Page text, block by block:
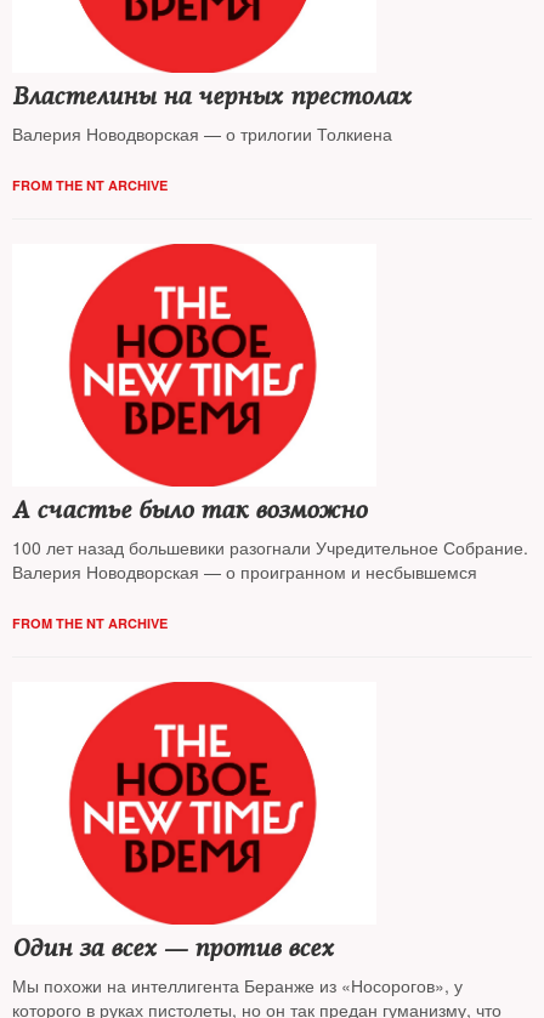
Властелины на черных престолах
Валерия Новодворская — о трилогии Толкиена
FROM THE NT ARCHIVE
А счастье было так возможно
100 лет назад большевики разогнали Учредительное Собрание.
Валерия Новодворская — о проигранном и несбывшемся
FROM THE NT ARCHIVE
Один за всех — против всех
Мы похожи на интеллигента Беранже из «Носорогов», у
которого в руках пистолеты, но он так предан гуманизму, что